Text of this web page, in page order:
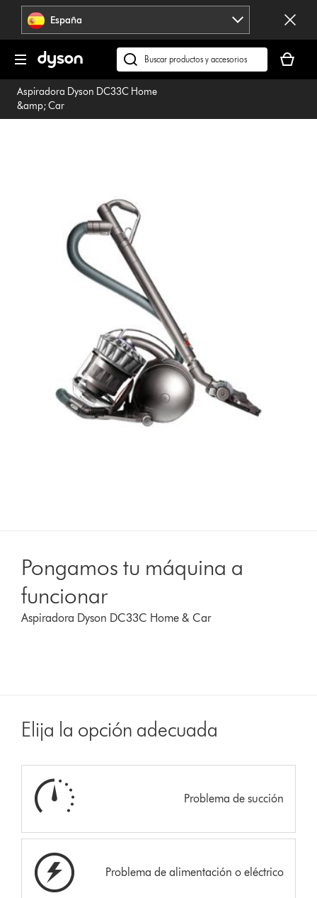
Omitir
navegación España
Buscar
en
dyson.es
cesta
está
Aspiradora Dyson DC33C Home
&amp; Car
Pongamos tu máquina a
funcionar
Aspiradora Dyson DC33C Home & Car
Elija la opción adecuada
Problema de succión
Problema de alimentación o eléctrico